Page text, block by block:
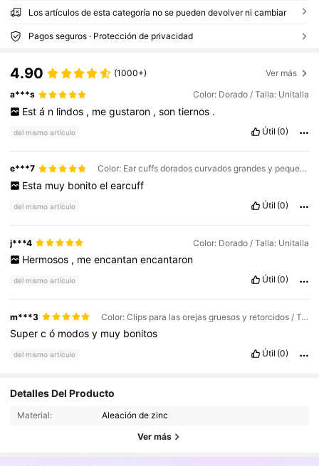
Los artículos de esta categoría no se pueden devolver ni cambiar
Pagos seguros · Protección de privacidad
4.90 (1000+) Ver más
a***s Color: Dorado / Talla: Unitalla
Est á n lindos , me gustaron , son tiernos .
del mismo artículo Útil (0)
e***7 Color: Ear cuffs dorados curvados grandes y pequeños / Talla: Unitalla
Esta muy bonito el earcuff
del mismo artículo Útil (0)
j***4 Color: Dorado / Talla: Unitalla
Hermosos , me encantan encantaron
del mismo artículo Útil (0)
m***3 Color: Clips para las orejas gruesos y retorcidos / Talla: Unitalla
Supercó modosy muy bonitos
del mismo artículo Útil (0)
Detalles Del Producto
Material: Aleación de zinc
Ver más
32K Seguidores
32K Seguidores